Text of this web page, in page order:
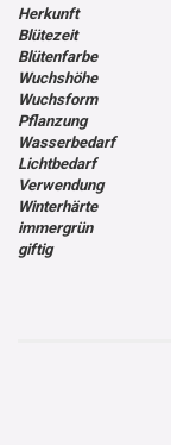
Herkunft
Blütezeit
Blütenfarbe
Wuchshöhe
Wuchsform
Pflanzung
Wasserbedarf
Lichtbedarf
Verwendung
Winterhärte
immergrün
giftig